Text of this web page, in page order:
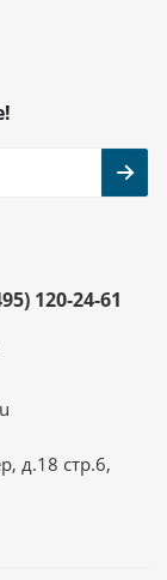
120-24-61
д.18 стр.6,